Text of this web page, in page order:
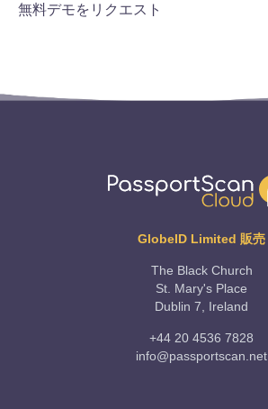
無料デモをリクエスト
GlobeID Limited 販売
The Black Church
St. Mary's Place
Dublin 7, Ireland
+44 20 4536 7828
info@passportscan.net